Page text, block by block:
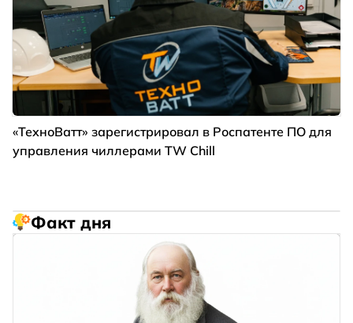
«ТехноВатт» зарегистрировал в Роспатенте ПО для
управления чиллерами TW Chill
Факт дня